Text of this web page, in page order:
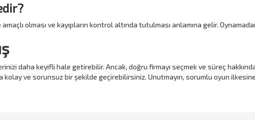
olması ve kayıpların kontrol altında tutulması anlamına gelir.
daha keyifli hale getirebilir. Ancak, doğru firmayı seçmek ve süreç
kolay ve sorunsuz bir şekilde geçirebilirsiniz. Unutmayın, sorumlu oyun